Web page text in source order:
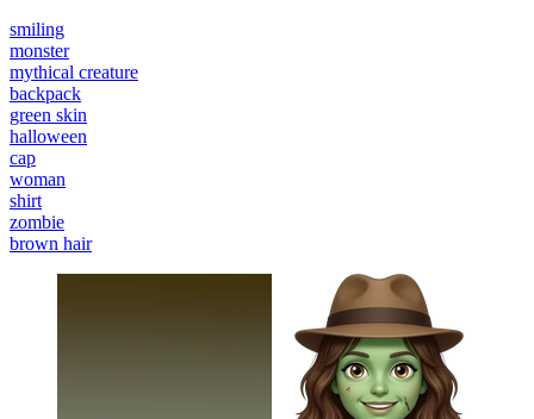
smiling
monster
mythical creature
backpack
green skin
halloween
cap
woman
shirt
zombie
brown hair